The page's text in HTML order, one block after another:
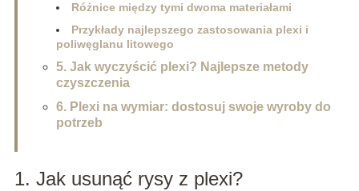
Różnice między tymi dwoma materiałami
Przykłady najlepszego zastosowania plexi i
poliwęglanu litowego
5. Jak wyczyścić plexi? Najlepsze metody
czyszczenia
6. Plexi na wymiar: dostosuj swoje wyroby do
potrzeb
1. Jak usunąć rysy z plexi?